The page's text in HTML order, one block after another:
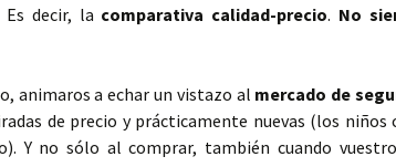
Es decir, la comparativa calidad-precio. No
animaros a echar un vistazo al mercado de
de precio y prácticamente nuevas (los niños
Y no sólo al comprar, también cuando